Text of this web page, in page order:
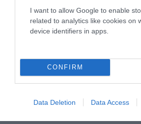
I want to allow Google to enable
related to analytics like cookies on
device identifiers in apps.
CONFIRM
Data Deletion Data Access
αυτόν τον πλοηγό για την επόμενη φορά